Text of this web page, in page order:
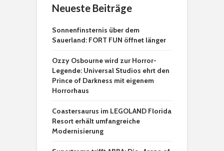
Neueste Beiträge
Sonnenfinsternis über dem
Sauerland: FORT FUN öffnet länger
Ozzy Osbourne wird zur Horror-
Legende: Universal Studios ehrt den
Prince of Darkness mit eigenem
Horrorhaus
Coastersaurus im LEGOLAND Florida
Resort erhält umfangreiche
Modernisierung